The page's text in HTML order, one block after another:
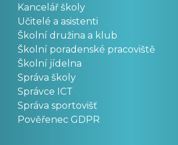
Kancelář školy
Učitelé a asistenti
Školní družina a klub
Školní poradenské pracoviště
Školní jídelna
Správa školy
Správce ICT
Správa sportovišť
Pověřenec GDPR